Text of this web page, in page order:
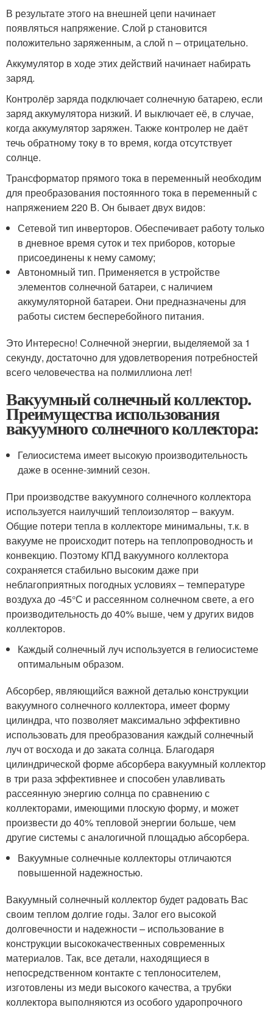
В результате этого на внешней цепи начинает
появляться напряжение. Слой p становится
положительно заряженным, а слой n – отрицательно.
Аккумулятор в ходе этих действий начинает набирать
заряд.
Контролёр заряда подключает солнечную батарею, если
заряд аккумулятора низкий. И выключает её, в случае,
когда аккумулятор заряжен. Также контролер не даёт
течь обратному току в то время, когда отсутствует
солнце.
Трансформатор прямого тока в переменный необходим
для преобразования постоянного тока в переменный с
напряжением 220 В. Он бывает двух видов:
Сетевой тип инверторов. Обеспечивает работу только
в дневное время суток и тех приборов, которые
присоединены к нему самому;
Автономный тип. Применяется в устройстве
элементов солнечной батареи, с наличием
аккумуляторной батареи. Они предназначены для
работы систем бесперебойного питания.
Это Интересно! Солнечной энергии, выделяемой за 1
секунду, достаточно для удовлетворения потребностей
всего человечества на полмиллиона лет!
Вакуумный солнечный коллектор.
Преимущества использования
вакуумного солнечного коллектора:
Гелиосистема имеет высокую производительность
даже в осенне-зимний сезон.
При производстве вакуумного солнечного коллектора
используется наилучший теплоизолятор – вакуум.
Общие потери тепла в коллекторе минимальны, т.к. в
вакууме не происходит потерь на теплопроводность и
конвекцию. Поэтому КПД вакуумного коллектора
сохраняется стабильно высоким даже при
неблагоприятных погодных условиях – температуре
воздуха до -45°С и рассеянном солнечном свете, а его
производительность до 40% выше, чем у других видов
коллекторов.
Каждый солнечный луч используется в гелиосистеме
оптимальным образом.
Абсорбер, являющийся важной деталью конструкции
вакуумного солнечного коллектора, имеет форму
цилиндра, что позволяет максимально эффективно
использовать для преобразования каждый солнечный
луч от восхода и до заката солнца. Благодаря
цилиндрической форме абсорбера вакуумный коллектор
в три раза эффективнее и способен улавливать
рассеянную энергию солнца по сравнению с
коллекторами, имеющими плоскую форму, и может
произвести до 40% тепловой энергии больше, чем
другие системы с аналогичной площадью абсорбера.
Вакуумные солнечные коллекторы отличаются
повышенной надежностью.
Вакуумный солнечный коллектор будет радовать Вас
своим теплом долгие годы. Залог его высокой
долговечности и надежности – использование в
конструкции высококачественных современных
материалов. Так, все детали, находящиеся в
непосредственном контакте с теплоносителем,
изготовлены из меди высокого качества, а трубки
коллектора выполняются из особого ударопрочного